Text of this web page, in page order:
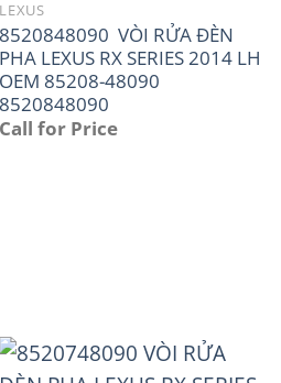
LEXUS
8520848090 VÒI RỬA ĐÈN
PHA LEXUS RX SERIES 2014 LH
OEM 85208-48090
8520848090
Call for Price